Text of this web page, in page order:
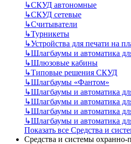
↳СКУД автономные
↳СКУД сетевые
↳Считыватели
↳Турникеты
↳Устройства для печати на
↳Шлагбаумы и автоматика
↳Шлюзовые кабины
↳Типовые решения СКУД
↳Шлагбаумы «Фантом»
↳Шлагбаумы и автоматика
↳Шлагбаумы и автоматика
↳Шлагбаумы и автоматика
↳Шлагбаумы и автоматика
Показать все Средства и
Средства и системы